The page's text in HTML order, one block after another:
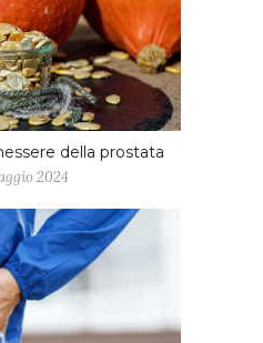
della prostata
2024